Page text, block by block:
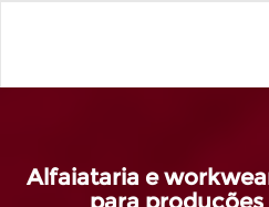
Alfaiataria e
para